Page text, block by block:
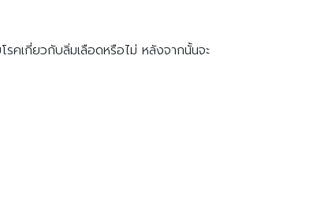
คเกี่ยวกับลิ่มเลือดหรือไม่ หลังจากนั้นจะ